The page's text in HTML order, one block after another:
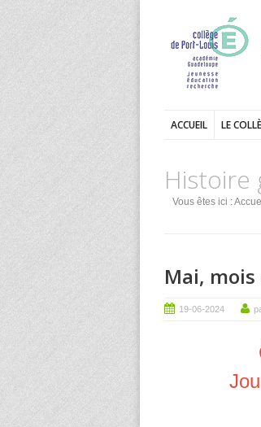
ACCUEIL LE
Histoire
Vous êtes ici :
Mai,
19-06-2024